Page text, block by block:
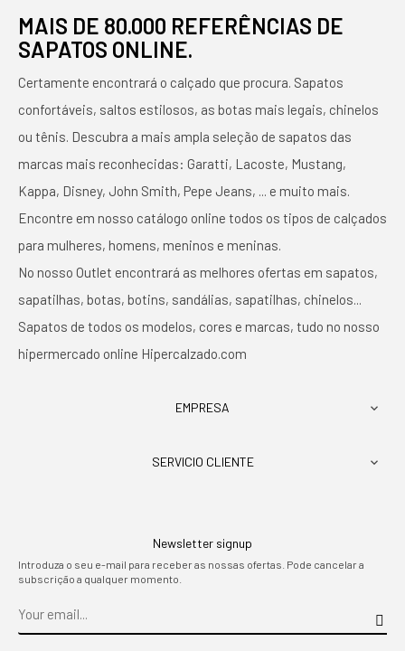
MAIS DE 80.000 REFERÊNCIAS DE
SAPATOS ONLINE.
Certamente encontrará o calçado que procura. Sapatos
confortáveis, saltos estilosos, as botas mais legais, chinelos
ou tênis. Descubra a mais ampla seleção de sapatos das
marcas mais reconhecidas: Garatti, Lacoste, Mustang,
Kappa, Disney, John Smith, Pepe Jeans, ... e muito mais.
Encontre em nosso catálogo online todos os tipos de calçados
para mulheres, homens, meninos e meninas.
No nosso Outlet encontrará as melhores ofertas em sapatos,
sapatilhas, botas, botins, sandálias, sapatilhas, chinelos...
Sapatos de todos os modelos, cores e marcas, tudo no nosso
hipermercado online Hipercalzado.com
EMPRESA 
SERVICIO CLIENTE 
Newsletter signup
Introduza o seu e-mail para receber as nossas ofertas. Pode cancelar a
subscrição a qualquer momento.